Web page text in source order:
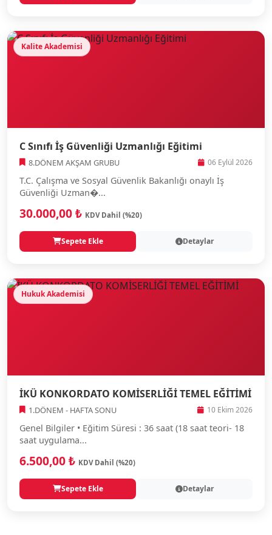
Kalite Akademisi
C Sınıfı İş Güvenliği Uzmanlığı Eğitimi
8.DÖNEM AKŞAM GRUBU 06 Eylül 2026
T.C. Çalışma ve Sosyal Güvenlik Bakanlığı onaylı İş
Güvenliği Uzman�...
30.000,00 ₺ KDV Dahil (%20)
Sepete Ekle Detaylar
Hukuk Akademisi
İKÜ KONKORDATO KOMİSERLİĞİ TEMEL EĞİTİMİ
1.DÖNEM - HAFTA SONU 10 Ekim 2026
Genel Bilgiler • Eğitim Süresi : 36 saat (18 saat teori- 18
saat uygulama...
6.500,00 ₺ KDV Dahil (%20)
Sepete Ekle Detaylar